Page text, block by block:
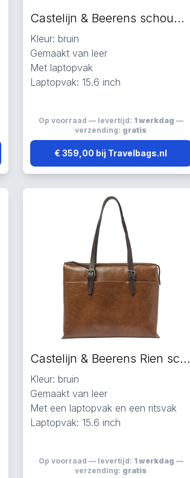
Castelijn & Beerens schoudertas bruin
Kleur: bruin
Gemaakt van leer
Met laptopvak
Laptopvak: 15.6 inch
Op voorraad — levertijd: 1 werkdag —
verzending: gratis
€ 359,00 bij Travelbags.nl
Castelijn & Beerens Rien schoudertas bruin
Kleur: bruin
Gemaakt van leer
Met een laptopvak en een ritsvak
Laptopvak: 15.6 inch
Op voorraad — levertijd: 1 werkdag —
verzending: gratis